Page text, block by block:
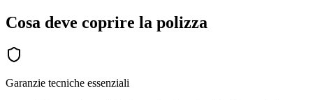
Cosa deve coprire la polizza
Garanzie tecniche essenziali